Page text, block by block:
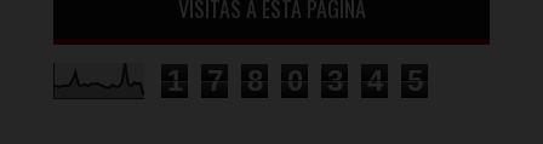
VISITAS A ESTA PÁGINA
1 7 8 0 3 4 5